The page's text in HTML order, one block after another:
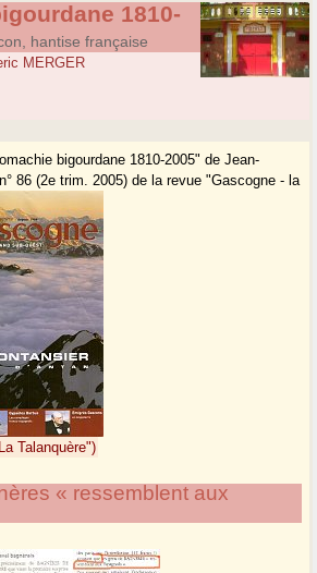
1810-
hantise française
MERGER
bigourdane 1810-2005" de Jean-
86 (2e trim. 2005) de la revue "Gascogne - la
Talanquère")
« ressemblent aux